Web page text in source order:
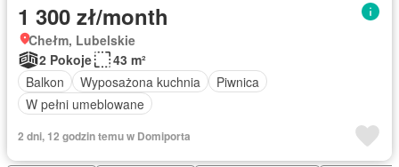
1 300 zł/month
Chełm, Lubelskie
2 Pokoje
43 m²
Balkon
Wyposażona kuchnia
Piwnica
W pełni umeblowane
2 dni, 12 godzin temu w Domiporta